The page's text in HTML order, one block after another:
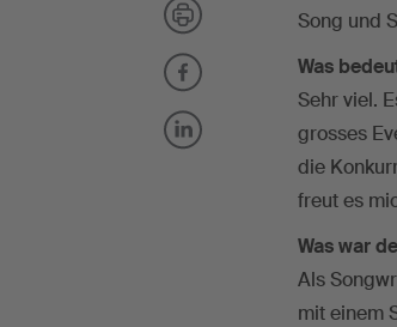
Song und
Was
Sehr viel.
grosses
die
freut es
Was war
Als
mit einem